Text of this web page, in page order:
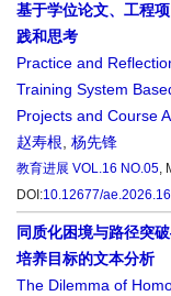
基于学位论文、工程
践和思考
Practice and
Training System
Projects and Course
赵寿根 杨先锋
教育进展 VOL.16 NO.05,
DOI:10.12677/
同质化困境与路径突
培养目标的文本分析
The Dilemma of